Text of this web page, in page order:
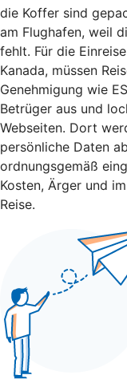
die Koffer sind
am Flughafen, weil
fehlt. Für die
Kanada, müssen
Genehmigung wie
Betrüger aus und
Webseiten. Dort
persönliche Daten
ordnungsgemäß
Kosten, Ärger und
Reise.